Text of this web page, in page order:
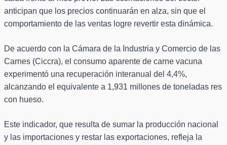
anticipan que los precios continuarán en alza, sin que el
comportamiento de las ventas logre revertir esta dinámica.
De acuerdo con la Cámara de la Industria y Comercio de las
Carnes (Ciccra), el consumo aparente de carne vacuna
experimentó una recuperación interanual del 4,4%,
alcanzando el equivalente a 1,931 millones de toneladas res
con hueso.
Este indicador, que resulta de sumar la producción nacional
y las importaciones y restar las exportaciones, refleja la